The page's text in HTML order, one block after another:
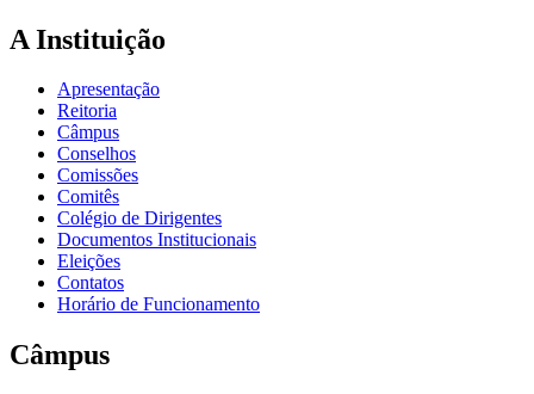
A Instituição
Apresentação
Reitoria
Câmpus
Conselhos
Comissões
Comitês
Colégio de Dirigentes
Documentos Institucionais
Eleições
Contatos
Horário de Funcionamento
Câmpus